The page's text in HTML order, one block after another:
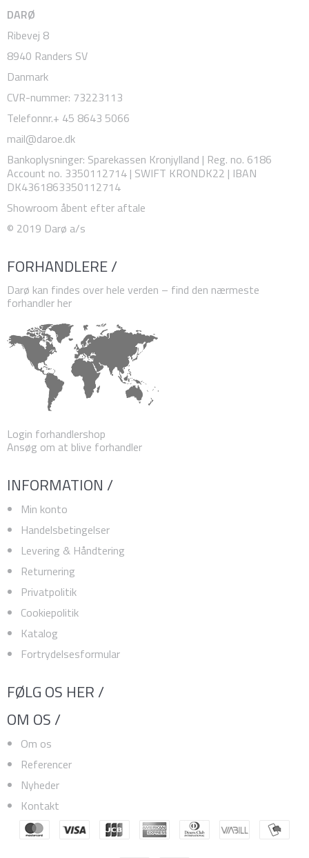
DARØ
Ribevej 8
8940 Randers SV
Danmark
CVR-nummer: 73223113
Telefonnr.+ 45 8643 5066
mail@daroe.dk
Bankoplysninger: Sparekassen Kronjylland | Reg. no. 6186
Account no. 3350112714 | SWIFT KRONDK22 | IBAN
DK4361863350112714
Showroom åbent efter aftale
© 2019 Darø a/s
FORHANDLERE /
Darø kan findes over hele verden – find den nærmeste
forhandler her
Login forhandlershop
Ansøg om at blive forhandler
INFORMATION /
Min konto
Handelsbetingelser
Levering & Håndtering
Returnering
Privatpolitik
Cookiepolitik
Katalog
Fortrydelsesformular
FØLG OS HER /
OM OS /
Om os
Referencer
Nyheder
Kontakt